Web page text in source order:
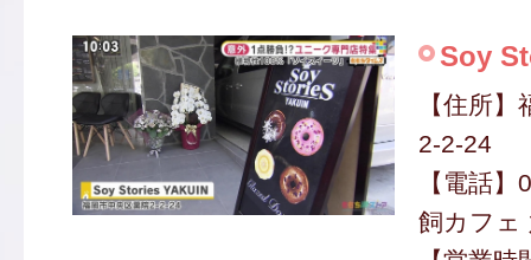
Soy
【住所
2-2-24
【電話
飼カフェ